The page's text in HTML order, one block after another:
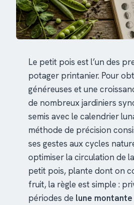
Le petit pois est l’un des
potager printanier. Pour
généreuses et une
de nombreux jardiniers
semis avec le calendrier
méthode de précision
ses gestes aux cycles
optimiser la circulation de
petit pois, plante dont on
fruit, la règle est simple :
périodes de lune montante